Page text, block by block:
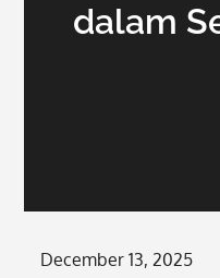
dalam
Posted
December 13, 2025